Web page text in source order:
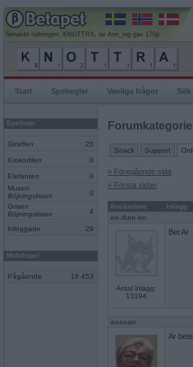
Senaste rullningen, KNOTTRA, av Ann_ing gav 170p
Start Spelregler Vanliga frågor Sök
Spelrum
Giraffen 25
Krokodilen 0
Elefanten
0
Musen
Böjningslistan
0
Grisen
Böjningslistan
4
Inloggade 29
Mobilspel
Pågående 18 453
Snack Support
« Föregående sida
« Första sidan
Användare
Inlägg
en dum en
Antal inlägg:
13194
Bet Ar
asasan
Ar bete